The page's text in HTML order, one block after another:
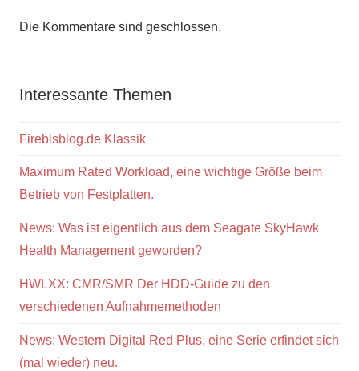
Die Kommentare sind geschlossen.
Interessante Themen
Fireblsblog.de Klassik
Maximum Rated Workload, eine wichtige Größe beim
Betrieb von Festplatten.
News: Was ist eigentlich aus dem Seagate SkyHawk
Health Management geworden?
HWLXX: CMR/SMR Der HDD-Guide zu den
verschiedenen Aufnahmemethoden
News: Western Digital Red Plus, eine Serie erfindet sich
(mal wieder) neu.